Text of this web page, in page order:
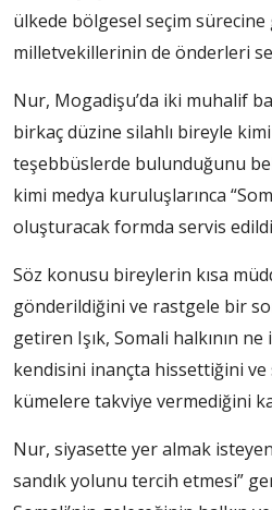
ülkede bölgesel seçim sürecine
milletvekillerinin de önderleri
Nur, Mogadişu’da iki muhalif
birkaç düzine silahlı bireyle
teşebbüslerde bulunduğunu
kimi medya kuruluşlarınca
oluşturacak formda servis
Söz konusu bireylerin kısa
gönderildiğini ve rastgele bir
getiren Işık, Somali halkının
kendisini inançta hissettiğini ve
kümelere takviye vermediğini
Nur, siyasette yer almak
sandık yolunu tercih etmesi”